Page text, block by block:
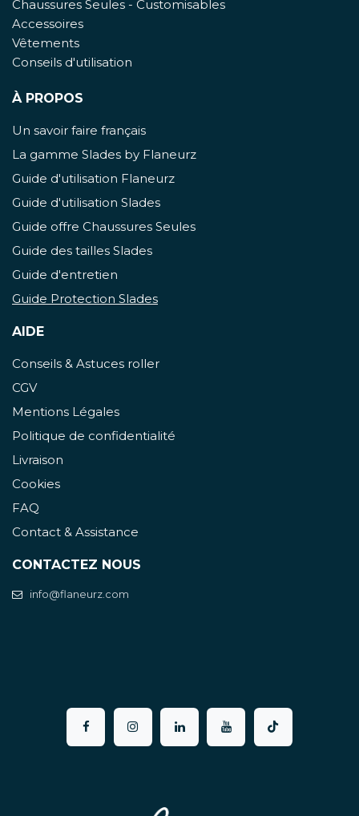
Chaussures Seules - Customisables
Accessoires
Vêtements
Conseils d'utilisation
À PROPOS
Un savoir faire français
La gamme Slades by Flaneurz
Guide d'utilisation Flaneurz
Guide d'utilisation Slades
Guide offre Chaussures Seules
Guide des tailles Slades
Guide d'entretien
Guide Protection Slades
AIDE
Conseils & Astuces roller
CGV
Mentions Légales
Politique de confidentialité
Livraison
Cookies
FAQ
Contact & Assistance
CONTACTEZ NOUS
info@flaneurz.com